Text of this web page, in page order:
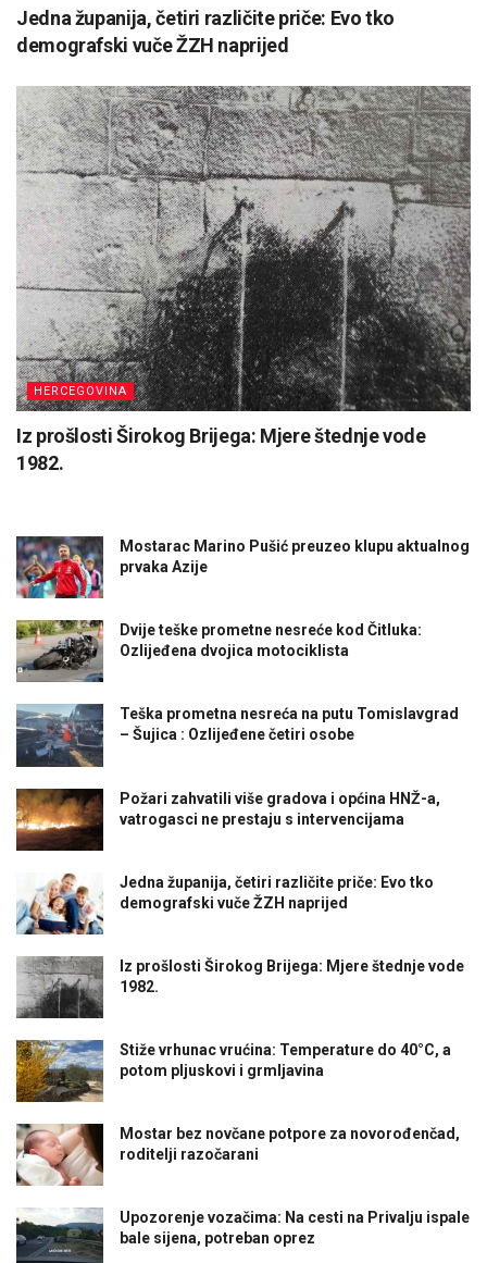
Jedna županija, četiri različite priče: Evo tko
demografski vuče ŽZH naprijed
HERCEGOVINA
Iz prošlosti Širokog Brijega: Mjere štednje vode
1982.
Mostarac Marino Pušić preuzeo klupu aktualnog
prvaka Azije
Dvije teške prometne nesreće kod Čitluka:
Ozlijeđena dvojica motociklista
Teška prometna nesreća na putu Tomislavgrad
– Šujica : Ozlijeđene četiri osobe
Požari zahvatili više gradova i općina HNŽ-a,
vatrogasci ne prestaju s intervencijama
Jedna županija, četiri različite priče: Evo tko
demografski vuče ŽZH naprijed
Iz prošlosti Širokog Brijega: Mjere štednje vode
1982.
Stiže vrhunac vrućina: Temperature do 40°C, a
potom pljuskovi i grmljavina
Mostar bez novčane potpore za novorođenčad,
roditelji razočarani
Upozorenje vozačima: Na cesti na Privalju ispale
bale sijena, potreban oprez